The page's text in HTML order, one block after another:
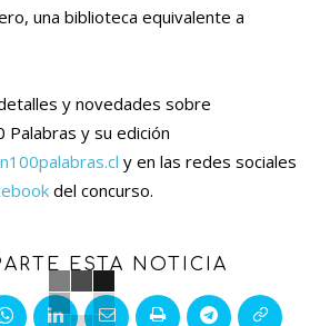
una biblioteca equivalente a
y novedades sobre
y su edición
y en las redes sociales
del concurso.
ESTA NOTICIA